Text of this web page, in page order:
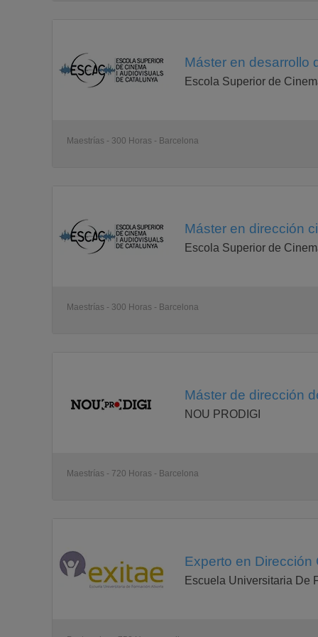
Máster en desarrollo
Escola Superior de
Maestrías - 300 Horas - Barcelona
Máster en dirección
Escola Superior de
Maestrías - 300 Horas - Barcelona
Máster de dirección
NOU PRODIGI
Maestrías - 720 Horas - Barcelona
Experto en Dirección
Escuela Universitaria De